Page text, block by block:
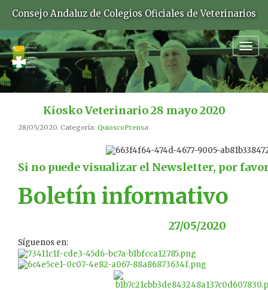
Consejo Andaluz de Colegios Oficiales de Veterinarios
Kiosko Veterinario 28 mayo 2020
28/05/2020. Categoría: QuioscoPrensa
Si no puede visualizar el Newsletter, por
Boletín informativo
27/05/2020
Síguenos en: